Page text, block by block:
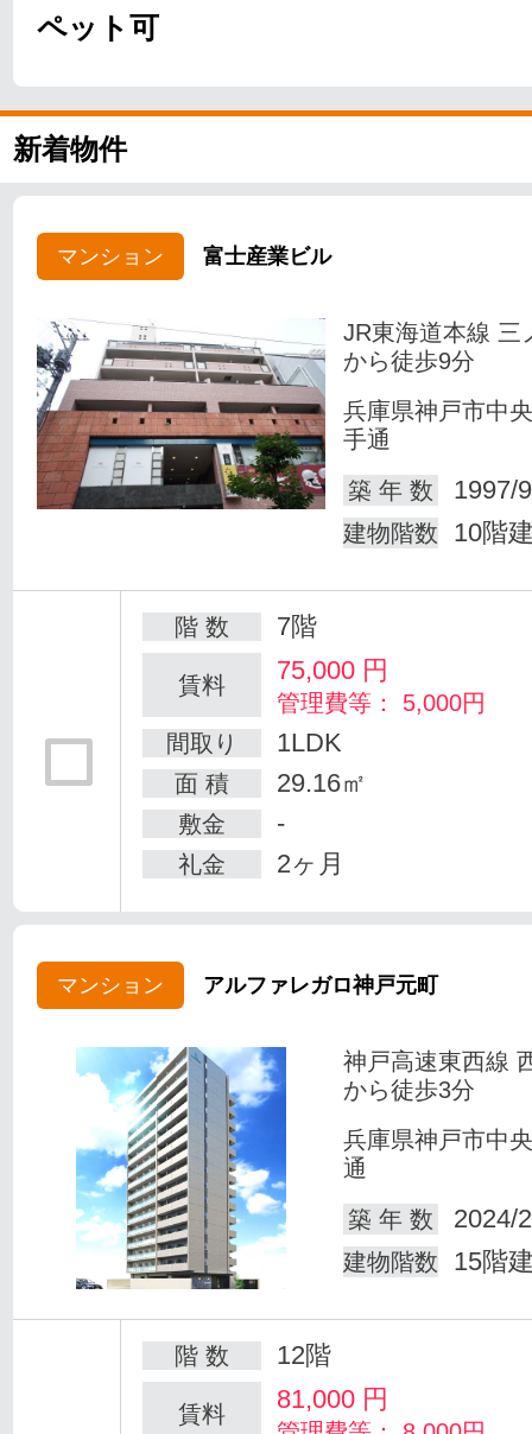
ペット可
新着物件
マンション 富士産業ビル
JR東海道本線 三
から徒歩9分
兵庫県神戸市中
手通
築 年 数
1997/
建物階数 10階
階 数 7階
賃料 75,000 円
管理費等： 5,000円
間取り
1LDK
面 積 29.16㎡
敷金 -
礼金 2ヶ月
マンション アルファレガロ神戸元町
神戸高速東西線
から徒歩3分
兵庫県神戸市中
通
築 年 数
2024/
建物階数 15階
階 数 12階
賃料 81,000 円